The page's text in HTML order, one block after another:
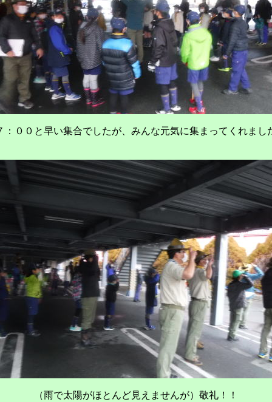
：００と早い集合でしたが、みんな元気に集まってくれまし
（雨で太陽がほとんど見えませんが）敬礼！！